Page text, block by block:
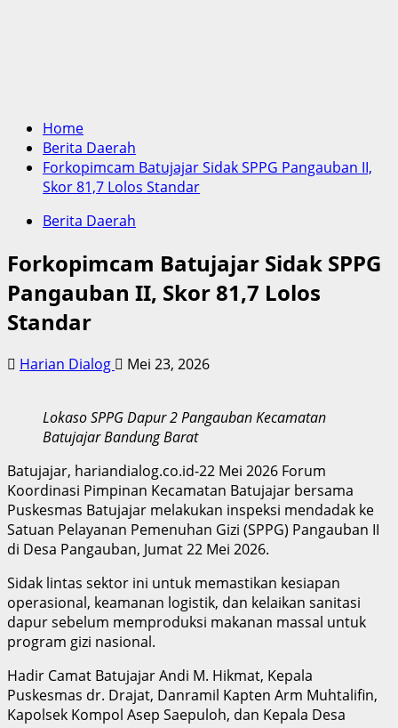
Home
Berita Daerah
Forkopimcam Batujajar Sidak SPPG Pangauban II,
Skor 81,7 Lolos Standar
Berita Daerah
Forkopimcam Batujajar Sidak SPPG
Pangauban II, Skor 81,7 Lolos
Standar
Harian Dialog Mei 23, 2026
Lokaso SPPG Dapur 2 Pangauban Kecamatan
Batujajar Bandung Barat
Batujajar, hariandialog.co.id-22 Mei 2026 Forum
Koordinasi Pimpinan Kecamatan Batujajar bersama
Puskesmas Batujajar melakukan inspeksi mendadak ke
Satuan Pelayanan Pemenuhan Gizi (SPPG) Pangauban II
di Desa Pangauban, Jumat 22 Mei 2026.
Sidak lintas sektor ini untuk memastikan kesiapan
operasional, keamanan logistik, dan kelaikan sanitasi
dapur sebelum memproduksi makanan massal untuk
program gizi nasional.
Hadir Camat Batujajar Andi M. Hikmat, Kepala
Puskesmas dr. Drajat, Danramil Kapten Arm Muhtalifin,
Kapolsek Kompol Asep Saepuloh, dan Kepala Desa